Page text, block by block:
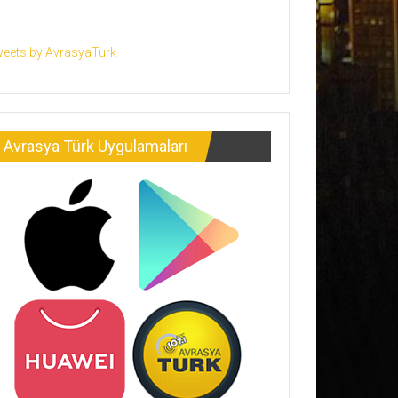
by AvrasyaTurk
Avrasya Türk Uygulamaları